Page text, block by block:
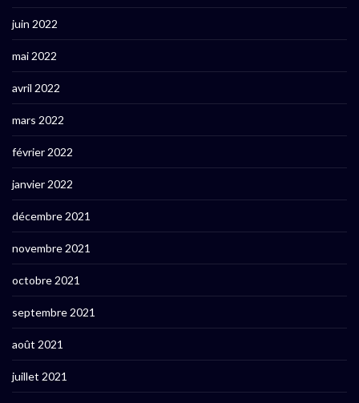
juin 2022
mai 2022
avril 2022
mars 2022
février 2022
janvier 2022
décembre 2021
novembre 2021
octobre 2021
septembre 2021
août 2021
juillet 2021